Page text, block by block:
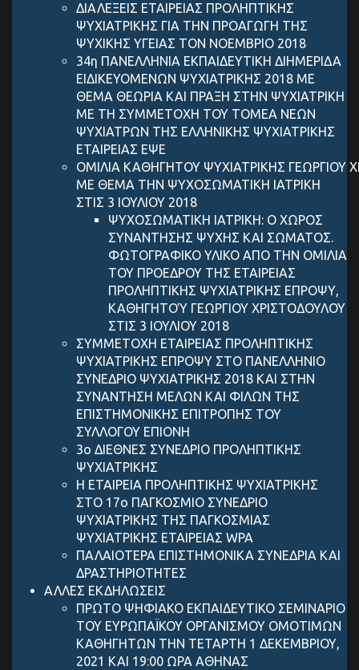
ΔΙΑΛΕΞΕΙΣ ΕΤΑΙΡΕΙΑΣ ΠΡΟΛΗΠΤΙΚΗΣ
ΨΥΧΙΑΤΡΙΚΗΣ ΓΙΑ ΤΗΝ ΠΡΟΑΓΩΓΗ ΤΗΣ
ΨΥΧΙΚΗΣ ΥΓΕΙΑΣ ΤΟΝ ΝΟΕΜΒΡΙΟ 2018
34η ΠΑΝΕΛΛΗΝΙΑ ΕΚΠΑΙΔΕΥΤΙΚΗ ΔΙΗΜΕΡΙΔΑ
ΕΙΔΙΚΕΥΟΜΕΝΩΝ ΨΥΧΙΑΤΡΙΚΗΣ 2018 ΜΕ
ΘΕΜΑ ΘΕΩΡΙΑ ΚΑΙ ΠΡΑΞΗ ΣΤΗΝ ΨΥΧΙΑΤΡΙΚΗ
ΜΕ ΤΗ ΣΥΜΜΕΤΟΧΗ ΤΟΥ ΤΟΜΕΑ ΝΕΩΝ
ΨΥΧΙΑΤΡΩΝ ΤΗΣ ΕΛΛΗΝΙΚΗΣ ΨΥΧΙΑΤΡΙΚΗΣ
ΕΤΑΙΡΕΙΑΣ ΕΨΕ
ΟΜΙΛΙΑ ΚΑΘΗΓΗΤΟΥ ΨΥΧΙΑΤΡΙΚΗΣ ΓEΩΡΓIΟΥ
ΜΕ ΘΕΜΑ ΤΗΝ ΨΥΧΟΣΩΜΑΤΙΚΗ ΙΑΤΡΙΚΗ
ΣΤΙΣ 3 ΙΟΥΛΙΟΥ 2018
ΨΥΧΟΣΩΜΑΤΙΚΗ ΙΑΤΡΙΚΗ: Ο ΧΩΡΟΣ
ΣΥΝΑΝΤΗΣΗΣ ΨΥΧΗΣ ΚΑΙ ΣΩΜΑΤΟΣ.
ΦΩΤΟΓΡΑΦΙΚΟ ΥΛΙΚΟ ΑΠΟ ΤΗΝ ΟΜΙΛΙΑ
ΤΟΥ ΠΡΟΕΔΡΟΥ ΤΗΣ ΕΤΑΙΡΕΙΑΣ
ΠΡΟΛΗΠΤΙΚΗΣ ΨΥΧΙΑΤΡΙΚΗΣ ΕΠΡΟΨΥ,
ΚΑΘΗΓΗΤΟΎ ΓΕΩΡΓΙΟΥ ΧΡΙΣΤΟΔΟΥΛΟΥ
ΣΤΙΣ 3 ΙΟΥΛΙΟΥ 2018
ΣΥΜΜΕΤΟΧΗ ΕΤΑΙΡΕΙΑΣ ΠΡΟΛΗΠΤΙΚΗΣ
ΨΥΧΙΑΤΡΙΚΗΣ ΕΠΡΟΨΥ ΣΤΟ ΠΑΝΕΛΛΗΝΙΟ
ΣΥΝΕΔΡΙΟ ΨΥΧΙΑΤΡΙΚΗΣ 2018 ΚΑΙ ΣΤΗΝ
ΣΥΝΑΝΤΗΣΗ ΜΕΛΩΝ ΚΑΙ ΦΙΛΩΝ ΤΗΣ
ΕΠΙΣΤΗΜΟΝΙΚΗΣ ΕΠΙΤΡΟΠΗΣ ΤΟΥ
ΣΥΛΛΟΓΟΥ ΕΠΙΟΝΗ
3ο ΔΙΕΘΝΕΣ ΣΥΝΕΔΡΙΟ ΠΡΟΛΗΠΤΙΚΗΣ
ΨΥΧΙΑΤΡΙΚΗΣ
Η ΕΤΑΙΡΕΙΑ ΠΡΟΛΗΠΤΙΚΗΣ ΨΥΧΙΑΤΡΙΚΗΣ
ΣΤΟ 17ο ΠΑΓΚΟΣΜΙΟ ΣΥΝΕΔΡΙΟ
ΨΥΧΙΑΤΡΙΚΗΣ ΤΗΣ ΠΑΓΚΟΣΜΙΑΣ
ΨΥΧΙΑΤΡΙΚΗΣ ΕΤΑΙΡΕΙΑΣ WPA
ΠΑΛΑΙΟΤΕΡΑ ΕΠΙΣΤΗΜΟΝΙΚΑ ΣΥΝΕΔΡΙΑ ΚΑΙ
ΔΡΑΣΤΗΡΙΟΤΗΤΕΣ
ΑΛΛΕΣ ΕΚΔΗΛΩΣΕΙΣ
ΠΡΩΤΟ ΨΗΦΙΑΚΟ ΕΚΠΑΙΔΕΥΤΙΚΟ ΣΕΜΙΝΑΡΙΟ
ΤΟΥ ΕΥΡΩΠΑΪΚΟΥ ΟΡΓΑΝΙΣΜΟΥ ΟΜΟΤΙΜΩΝ
ΚΑΘΗΓΗΤΩΝ ΤΗΝ ΤΕΤΑΡΤΗ 1 ΔΕΚΕΜΒΡΙΟΥ,
2021 ΚΑΙ 19:00 ΩΡΑ ΑΘΗΝΑΣ